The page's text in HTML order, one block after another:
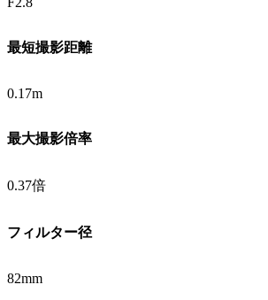
最短撮影距離
0.17m
最大撮影倍率
0.37倍
フィルター径
82mm